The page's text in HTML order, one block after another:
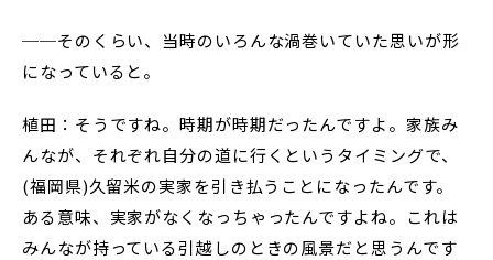
──そのくらい、当時のいろんな渦巻いていた思いが形
になっていると。
植田：そうですね。時期が時期だったんですよ。家族み
んなが、それぞれ自分の道に行くというタイミングで、
(福岡県)久留米の実家を引き払うことになったんです。
ある意味、実家がなくなっちゃったんですよね。これは
みんなが持っている引越しのときの風景だと思うんです